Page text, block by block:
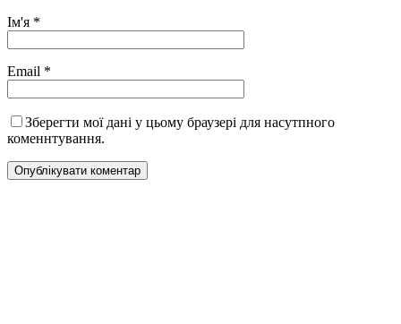
Ім'я *
Email *
Зберегти мої дані у цьому браузері для насутпного
коменнтування.